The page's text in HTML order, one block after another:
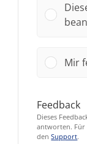
Mir
Feedback
Dieses
antworten. Für
denSupport.